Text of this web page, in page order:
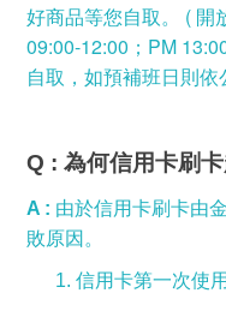
好商品等您自取。
( 開
09:00-12:00；PM
自取，如預補班日則依
Q : 為何信用卡刷
A : 由於信用卡刷卡由
敗原因。
1. 信用卡第一次使